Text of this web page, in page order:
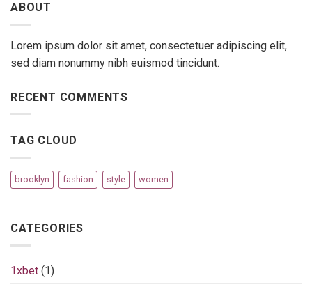
ABOUT
Lorem ipsum dolor sit amet, consectetuer adipiscing elit,
sed diam nonummy nibh euismod tincidunt.
RECENT COMMENTS
TAG CLOUD
brooklyn fashion style women
CATEGORIES
1xbet (1)